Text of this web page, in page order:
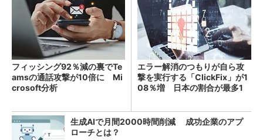
フィッシング92％減の裏でTe
amsの通話攻撃が10倍に Mi
crosoft分析
エラー解消のつもりが自ら攻
撃を実行する「ClickFix」が1
08％増 日本の割合が最多1
生成AIで月間2000時間削減 成功企業のアプ
ローチとは？